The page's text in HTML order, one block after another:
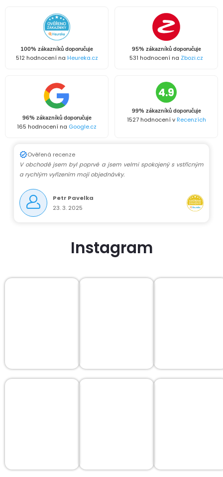
100% zákazníků doporučuje
512 hodnocení na Heureka.cz
95% zákazníků doporučuje
531 hodnocení na Zbozi.cz
96% zákazníků doporučuje
165 hodnocení na Google.cz
4.9
99% zákazníků doporučuje
1527 hodnocení vRecenzích
Ověřená recenze
V obchodě jsem byl poprvé a jsem velmi spokojený s vstřícným
a rychlým vyřízením mojí objednávky.
Petr Pavelka
23. 3. 2025
Instagram